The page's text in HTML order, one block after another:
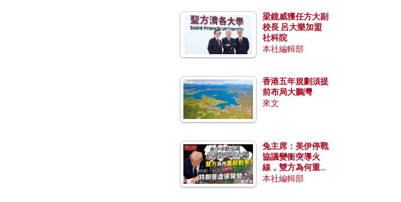
梁鏡威獲任方大副
校長 呂大樂加盟
社科院
本社編輯部
香港五年規劃須提
前布局大鵬灣
來文
兔主席：美伊停戰
協議變衝突導火
線，雙方為何重啟
戰爭？伊朗一早洞
本社編輯部